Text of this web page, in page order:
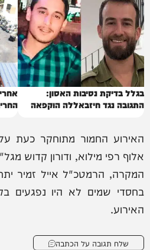
בגלל בדיקת נסיבות האסון:
התגובה נגד חיזבאללה הוקפאה
האירוע החמור מתוחקר כעת
אלוף רפי מילוא, ודורון קדוש
המקרה, הרמטכ"ל אייל זמיר
בחסדי שמים לא היו נפגעים
האירוע.
שלח תגובה על הכתבה